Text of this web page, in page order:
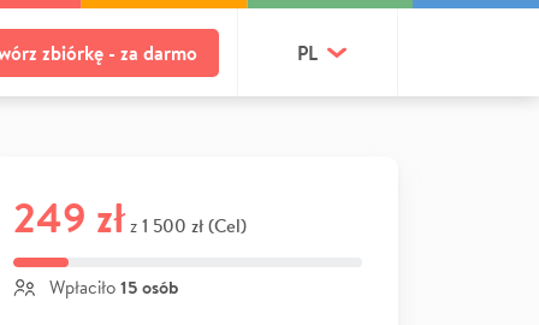
zbiórkę - za darmo PL
249 zł z 1 500 zł (Cel)
Wpłaciło 15 osób